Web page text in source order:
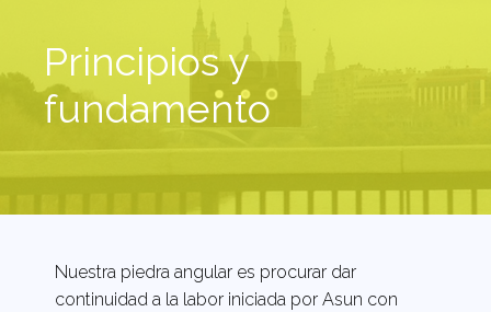
Principios y
fundamento
Nuestra piedra angular es procurar dar
continuidad a la labor iniciada por Asun con